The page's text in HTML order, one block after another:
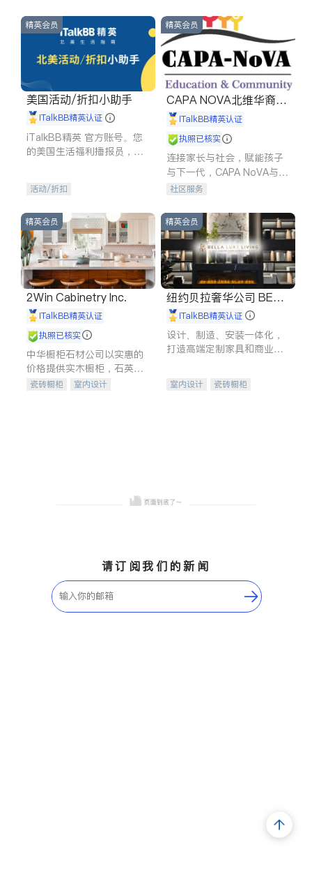
石。
建筑合同、刑事案件全包办
信托/遗嘱
商业
索赔
律师-其它 保释
精英会员
美国活动/折扣小助手
iTalkBB精英认证
iTalkBB精英 官方账号。您
的美国生活福利播报员，精
专属福利。
活动/折扣
精英会员
CAPA NOVA北维华裔家
长会iTalkBB精英认证
执照已核实
连接家长与社会，赋能孩子
与下一代，CAPA NoVA与您
携手建设包容、公平、充满
社区服务
精英会员
2Win Cabinetry Inc.
iTalkBB精英认证
执照已核实
中华橱柜石材公司以实惠的
价格提供实木橱柜，石英石
台面，多种优质不锈钢水
瓷砖橱柜
室内设计
精英会员
纽约贝拉奢华公司 BELL
A LUXE
iTalkBB精英认证
设计、制造、安装一体化，
打造高端定制家具和商业空
室内设计
瓷砖橱柜
请订阅我们的新闻